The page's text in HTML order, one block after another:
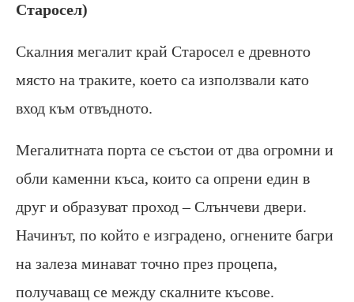
Старосел)
Скалния мегалит край Старосел е древното
място на траките, което са използвали като
вход към отвъдното.
Мегалитната порта се състои от два огромни и
обли каменни къса, които са опрени един в
друг и образуват проход – Слънчеви двери.
Начинът, по който е изградено, огнените багри
на залеза минават точно през процепа,
получаващ се между скалните късове.